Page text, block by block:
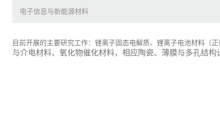
电子信息与新能源材料
目前开展的主要研究工作：锂离子固态电解质、锂离子电池材料（
与介电材料、氧化物催化材料，相应陶瓷、薄膜与多孔结